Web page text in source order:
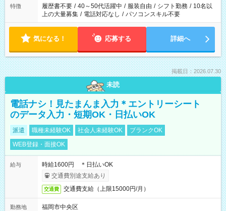
合は応募できません。
特徴 履歴書不要 / 40～50代活躍中 / 服装自由 / シフト勤務 / 10名以
上の大量募集 / 電話対応なし / パソコンスキル不要
気になる！ 応募する 詳細へ
掲載日：2026.07.30
未読
電話ナシ！見たまんま入力＊エントリーシート
のデータ入力・短期OK・日払いOK
派遣 職種未経験OK 社会人未経験OK
ブランクOK
WEB登録・面接OK
給与
時給1600円 ＊日払いOK
交通費別途支給あり
交通費 交通費支給（上限15000円/月）
勤務地
福岡市中央区